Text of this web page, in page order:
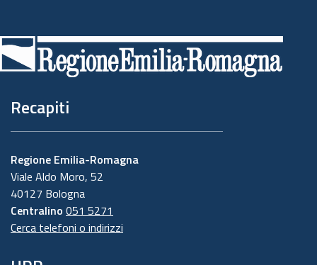
di
pagina
Recapiti
Regione Emilia-Romagna
Viale Aldo Moro, 52
40127 Bologna
Centralino 051 5271
Cerca telefoni o indirizzi